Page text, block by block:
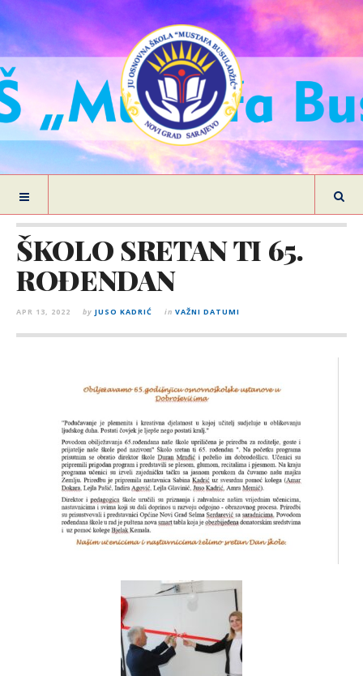
ŠKOLO SRETAN TI 65.
ROĐENDAN
APR 13, 2022 by JUSO KADRIĆ in VAŽNI DATUMI